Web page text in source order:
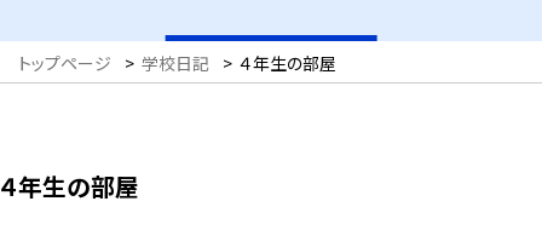
トップページ > 学校日記 > ４年生の部屋
４年生の部屋